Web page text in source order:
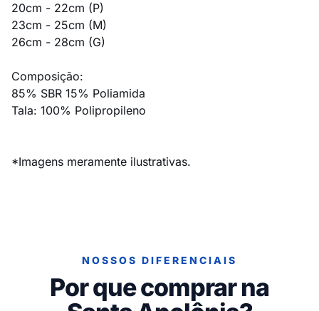
20cm - 22cm (P)
23cm - 25cm (M)
26cm - 28cm (G)
Composição:
85% SBR 15% Poliamida
Tala: 100% Polipropileno
*Imagens meramente ilustrativas.
NOSSOS DIFERENCIAIS
Por que comprar na